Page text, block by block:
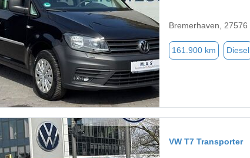
Bremerhaven, 27576
161.900 km Diesel
VW T7 Transporter